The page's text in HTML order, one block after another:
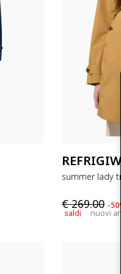
summer lady
€ 269.00 -50%
saldi nuovi